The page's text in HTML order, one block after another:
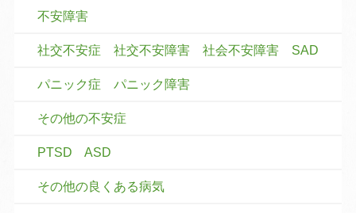
不安障害
社交不安症 社交不安障害 社会不安障害 SAD
パニック症 パニック障害
その他の不安症
PTSD ASD
その他の良くある病気